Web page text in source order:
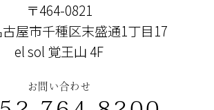
〒464-0821
屋市千種区末盛通1丁目17
el sol 覚王山 4F
お問い合わせ